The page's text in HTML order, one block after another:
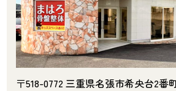
〒518-0772 三重県名張市希央台2番